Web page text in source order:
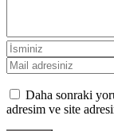
Daha sonraki
adresim ve site